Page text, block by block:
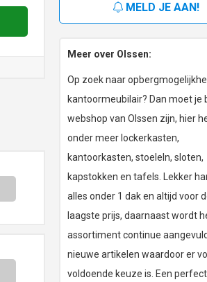
MELD JE AAN!
Meer over Olssen:
Op zoek naar
kantoormeubilair? Dan moet je
webshop van Olssen zijn, hier
onder meer lockerkasten,
kantoorkasten, stoeleln, sloten,
kapstokken en tafels. Lekker
alles onder 1 dak en altijd voor
laagste prijs, daarnaast wordt
assortiment continue
nieuwe artikelen waardoor er
voldoende keuze is. Een